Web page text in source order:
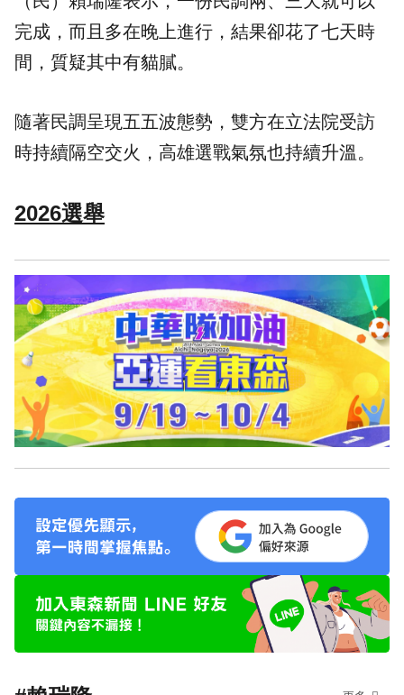
完成，而且多在晚上進行，結果卻花了七天時
間，質疑其中有貓膩。
隨著民調呈現五五波態勢，雙方在立法院受訪
時持續隔空交火，高雄選戰氣氛也持續升溫。
2026選舉